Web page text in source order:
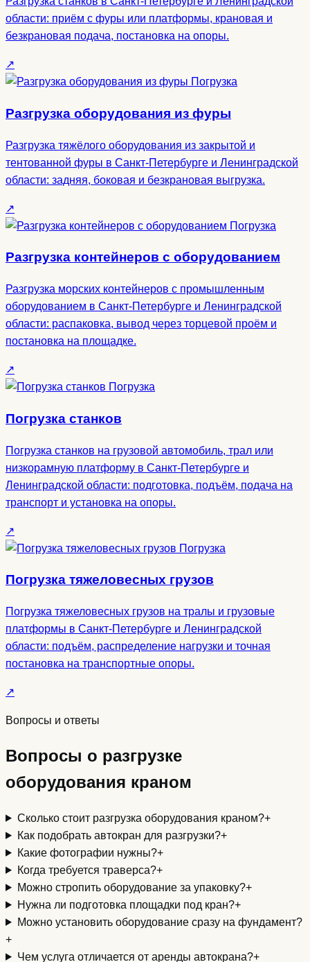
области: приём с фуры или платформы, крановая и
безкрановая подача, постановка на опоры.
↗
Погрузка
Разгрузка оборудования из фуры
Разгрузка тяжёлого оборудования из закрытой и
тентованной фуры в Санкт-Петербурге и Ленинградской
области: задняя, боковая и безкрановая выгрузка.
↗
Погрузка
Разгрузка контейнеров с оборудованием
Разгрузка морских контейнеров с промышленным
оборудованием в Санкт-Петербурге и Ленинградской
области: распаковка, вывод через торцевой проём и
постановка на площадке.
↗
Погрузка
Погрузка станков
Погрузка станков на грузовой автомобиль, трал или
низкорамную платформу в Санкт-Петербурге и
Ленинградской области: подготовка, подъём, подача на
транспорт и установка на опоры.
↗
Погрузка
Погрузка тяжеловесных грузов
Погрузка тяжеловесных грузов на тралы и грузовые
платформы в Санкт-Петербурге и Ленинградской
области: подъём, распределение нагрузки и точная
постановка на транспортные опоры.
↗
Вопросы и ответы
Вопросы о разгрузке
оборудования краном
Сколько стоит разгрузка оборудования краном?+
Как подобрать автокран для разгрузки?+
Какие фотографии нужны?+
Когда требуется траверса?+
Можно стропить оборудование за упаковку?+
Нужна ли подготовка площадки под кран?+
Можно установить оборудование сразу на фундамент?
+
Чем услуга отличается от аренды автокрана?+